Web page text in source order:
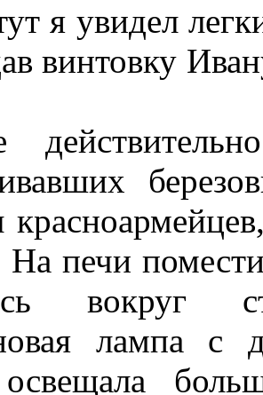
я увидел
винтовку
На печи
вокруг
лампа с
освещала